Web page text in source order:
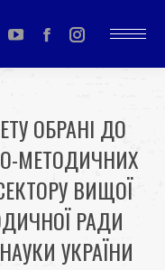
YouTube
page
in
new
window
Facebook
page
in
new
window
Instagram
page
in
new
window
ОБРАНІ ДО
МЕТОДИЧНИХ
ВИЩОЇ
РАДИ
УКРАЇНИ